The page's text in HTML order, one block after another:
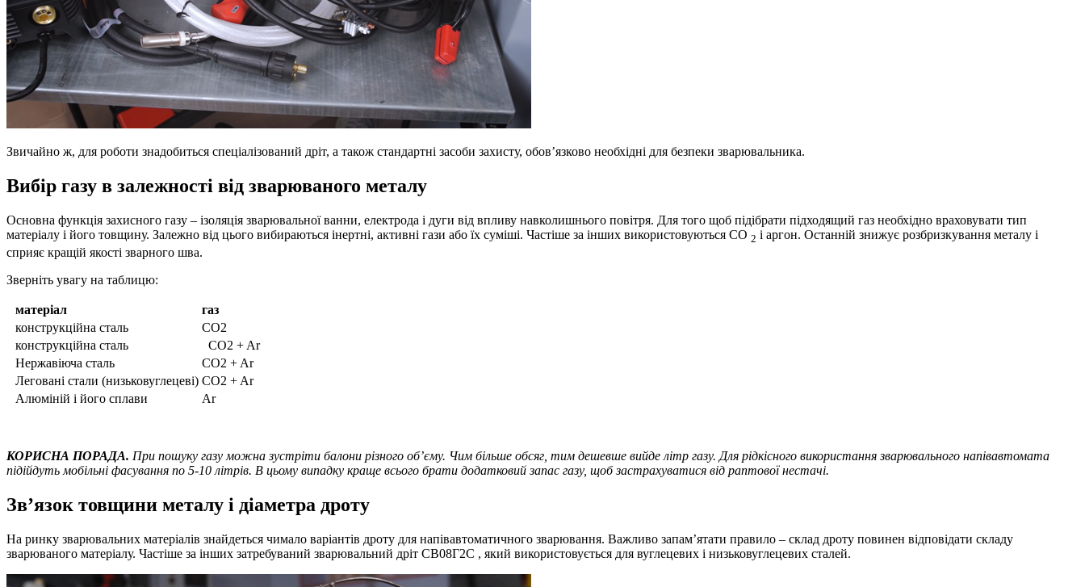
Звичайно ж, для роботи знадобиться спеціалізований дріт, а також стандартні засоби захисту, обов’язково необхідні для безпеки зварювальника.
Вибір газу в залежності від зварюваного металу
Основна функція захисного газу – ізоляція зварювальної ванни, електрода і дуги від впливу навколишнього повітря. Для того щоб підібрати підходящий газ необхідно враховувати тип
матеріалу і його товщину. Залежно від цього вибираються інертні, активні гази або їх суміші. Частіше за інших використовуються СО 2 і аргон. Останній знижує розбризкування металу і
сприяє кращій якості зварного шва.
Зверніть увагу на таблицю:
матеріал
газ
конструкційна сталь
СО2
конструкційна сталь
CO2 + Ar
Нержавіюча сталь
CO2 + Ar
Леговані стали (низьковуглецеві) CO2 + Ar
Алюміній і його сплави
Ar
КОРИСНА ПОРАДА. При пошуку газу можна зустріти балони різного об’єму. Чим більше обсяг, тим дешевше вийде літр газу. Для рідкісного використання зварювального напівавтомата
підійдуть мобільні фасування по 5-10 літрів. В цьому випадку краще всього брати додатковий запас газу, щоб застрахуватися від раптової нестачі.
Зв’язок товщини металу і діаметра дроту
На ринку зварювальних матеріалів знайдеться чимало варіантів дроту для напівавтоматичного зварювання. Важливо запам’ятати правило – склад дроту повинен відповідати складу
зварюваного матеріалу. Частіше за інших затребуваний зварювальний дріт СВ08Г2С , який використовується для вуглецевих і низьковуглецевих сталей.